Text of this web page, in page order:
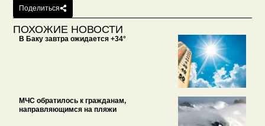
Поделиться
ПОХОЖИЕ НОВОСТИ
В Баку завтра ожидается +34°
МЧС обратилось к гражданам,
направляющимся на пляжи